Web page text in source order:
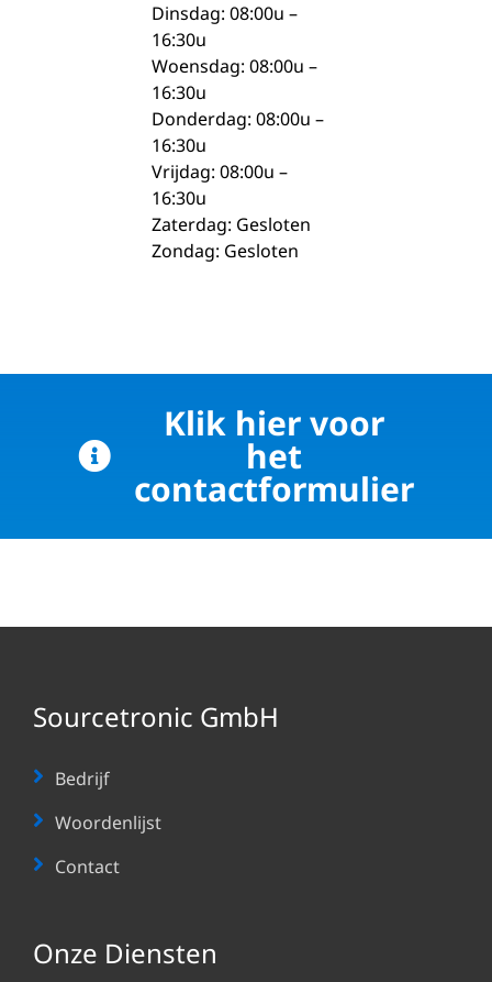
Dinsdag: 08:00u –
16:30u
Woensdag: 08:00u –
16:30u
Donderdag: 08:00u –
16:30u
Vrijdag: 08:00u –
16:30u
Zaterdag: Gesloten
Zondag: Gesloten
Klik hier voor
het
contactformulier
Sourcetronic GmbH
Bedrijf
Woordenlijst
Contact
Onze Diensten